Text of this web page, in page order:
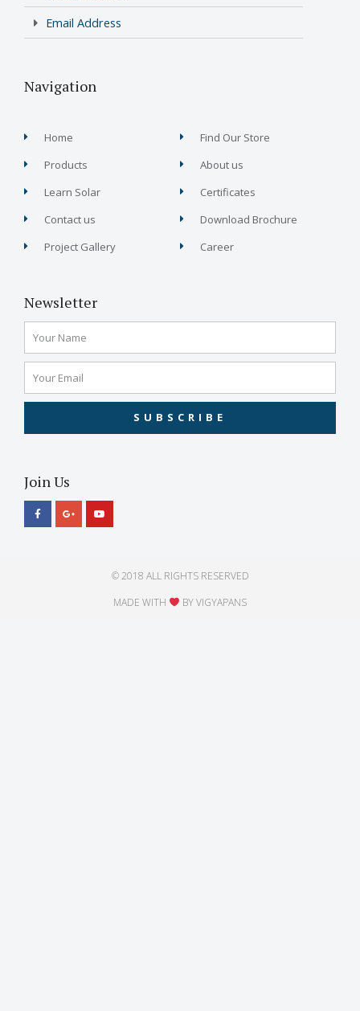
Email Address
Navigation
Home
Products
Learn Solar
Contact us
Project Gallery
Find Our Store
About us
Certificates
Download Brochure
Career
Newsletter
SUBSCRIBE
Join Us
© 2018 ALL RIGHTS RESERVED​
MADE WITH
BY VIGYAPANS